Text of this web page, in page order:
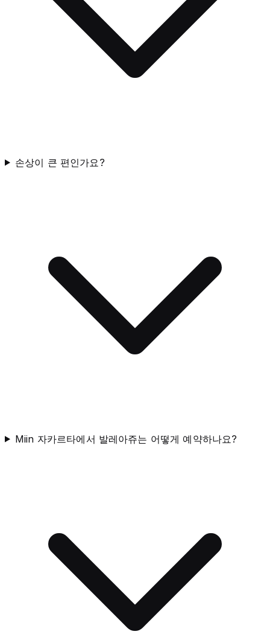
손상이 큰 편인가요?
Miin 자카르타에서 발레아쥬는 어떻게 예약하나요?